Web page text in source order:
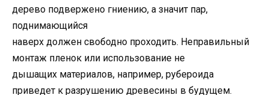
дерево подвержено гниению, а значит пар,
поднимающийся
наверх должен свободно проходить. Неправильный
монтаж пленок или использование не
дышащих материалов, например, рубероида
приведет к разрушению древесины в будущем.